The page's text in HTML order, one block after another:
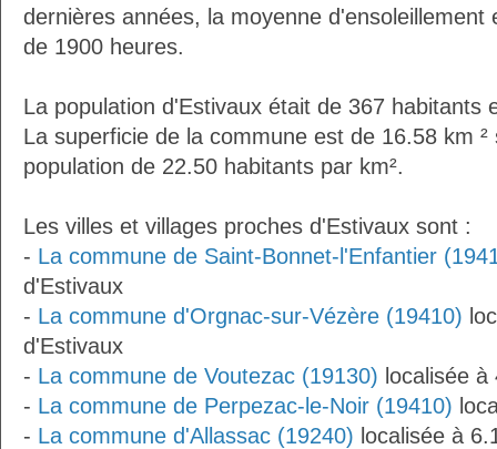
dernières années, la moyenne d'ensoleillement
de 1900 heures.
La population d'Estivaux était de 367 habitants
La superficie de la commune est de 16.58 km
population de 22.50 habitants par km².
Les villes et villages proches d'Estivaux sont :
- La commune de Saint-Bonnet-l'Enfantier
d'Estivaux
- La commune d'Orgnac-sur-Vézère (19410)
d'Estivaux
- La commune de Voutezac (19130) localisée
- La commune de Perpezac-le-Noir (19410)
- La commune d'Allassac (19240) localisée à